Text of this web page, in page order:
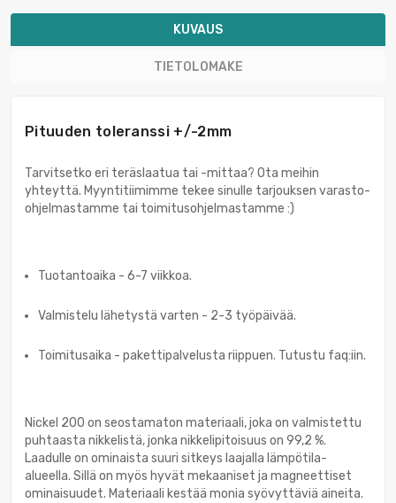
KUVAUS
TIETOLOMAKE
Pituuden toleranssi +/-2mm
Tarvitsetko eri teräslaatua tai -mittaa? Ota meihin
yhteyttä. Myyntitiimimme tekee sinulle tarjouksen varasto-
ohjelmastamme tai toimitusohjelmastamme :)
Tuotantoaika - 6-7 viikkoa.
Valmistelu lähetystä varten - 2-3 työpäivää.
Toimitusaika - pakettipalvelusta riippuen. Tutustu faq:iin.
Nickel 200 on seostamaton materiaali, joka on valmistettu
puhtaasta nikkelistä, jonka nikkelipitoisuus on 99,2 %.
Laadulle on ominaista suuri sitkeys laajalla lämpötila-
alueella. Sillä on myös hyvät mekaaniset ja magneettiset
ominaisuudet. Materiaali kestää monia syövyttäviä aineita.